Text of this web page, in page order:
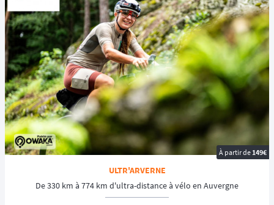
À partir de 149€
ULTR'ARVERNE
De 330 km à 774 km d'ultra-distance à vélo en Auvergne